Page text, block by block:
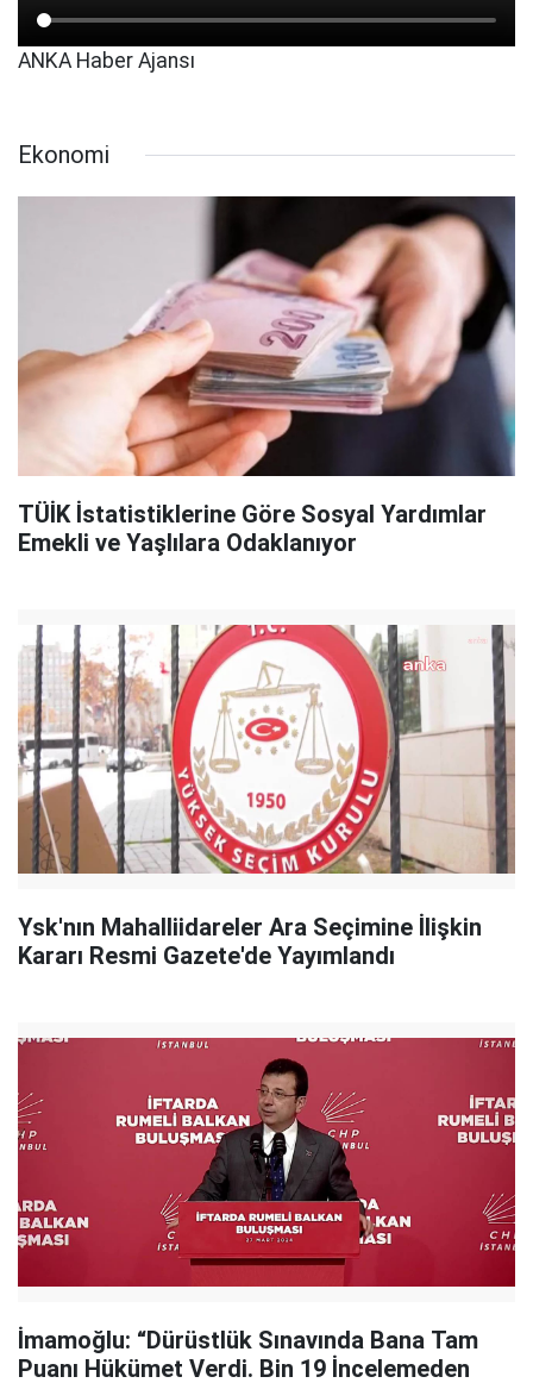
ANKA Haber Ajansı
Ekonomi
TÜİK İstatistiklerine Göre Sosyal Yardımlar
Emekli ve Yaşlılara Odaklanıyor
Ysk'nın Mahalliidareler Ara Seçimine İlişkin
Kararı Resmi Gazete'de Yayımlandı
İmamoğlu: “Dürüstlük Sınavında Bana Tam
Puanı Hükümet Verdi. Bin 19 İncelemeden